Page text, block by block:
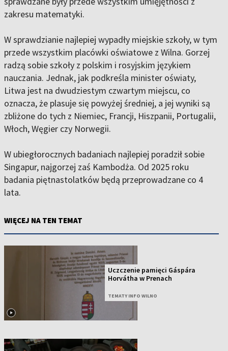
zakresu matematyki.
W sprawdzianie najlepiej wypadły miejskie szkoły, w tym
przede wszystkim placówki oświatowe z Wilna. Gorzej
radzą sobie szkoły z polskim i rosyjskim językiem
nauczania. Jednak, jak podkreśla minister oświaty,
Litwa jest na dwudziestym czwartym miejscu, co
oznacza, że plasuje się powyżej średniej, a jej wyniki są
zbliżone do tych z Niemiec, Francji, Hiszpanii, Portugalii,
Włoch, Węgier czy Norwegii.
W ubiegłorocznych badaniach najlepiej poradził sobie
Singapur, najgorzej zaś Kambodża. Od 2025 roku
badania piętnastolatków będą przeprowadzane co 4
lata.
WIĘCEJ NA TEN TEMAT
Uczczenie pamięci Gáspára
Horvátha w Prenach
TEMATY INFO WILNO